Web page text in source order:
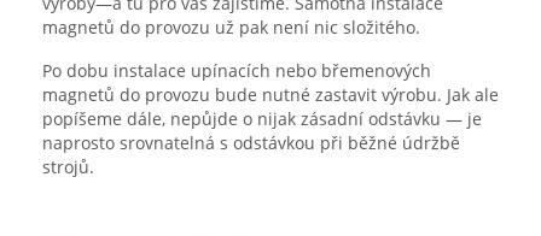
magnetů do provozu už pak není nic složitého.
Po dobu instalace upínacích nebo břemenových
magnetů do provozu bude nutné zastavit výrobu. Jak ale
popíšeme dále, nepůjde o nijak zásadní odstávku — je
naprosto srovnatelná s odstávkou při běžné údržbě
strojů.